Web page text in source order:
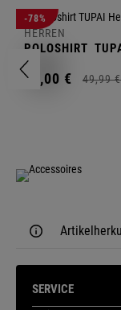
-78%
HERREN
POLOSHIRT
11,00 € 49,99 €
SERVICE